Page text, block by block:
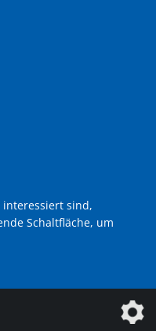
interessiert sind,
Schaltfläche, um